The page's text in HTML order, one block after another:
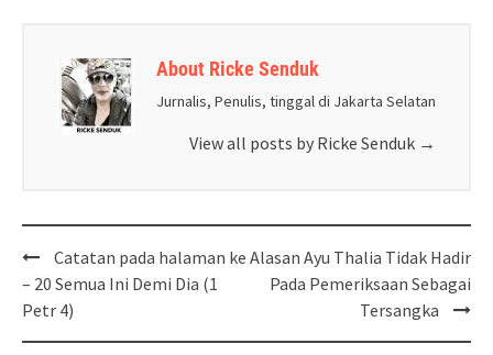
About Ricke Senduk
Jurnalis, Penulis, tinggal di Jakarta Selatan
View all posts by Ricke Senduk →
Post
navigation
Catatan pada halaman ke
– 20 Semua Ini Demi Dia (1
Petr 4)
Alasan Ayu Thalia Tidak Hadir
Pada Pemeriksaan Sebagai
Tersangka